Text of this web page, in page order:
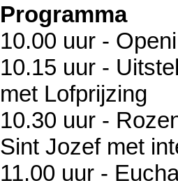
Programma
10.00 uur -
10.15 uur -
met Lofprijzing
10.30 uur -
Sint Jozef met
11.00 uur -